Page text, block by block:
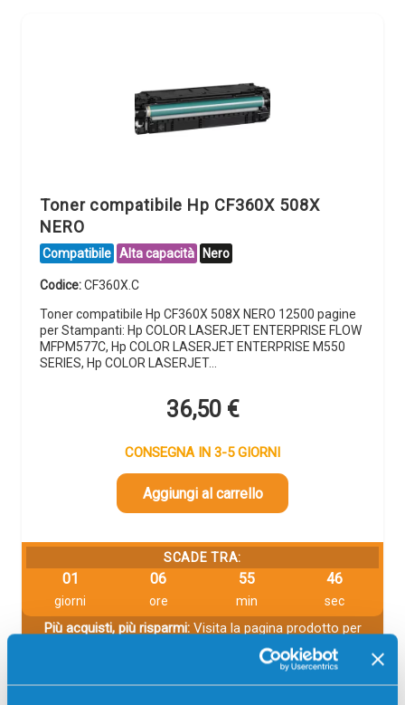
Toner compatibile Hp CF360X 508X
NERO
Compatibile Alta capacità Nero
Codice:CF360X.C
Toner compatibile Hp CF360X 508X NERO 12500 pagine
per Stampanti: Hp COLOR LASERJET ENTERPRISE FLOW
MFPM577C, Hp COLOR LASERJET ENTERPRISE M550
SERIES, Hp COLOR LASERJET…
36,50 €
CONSEGNA IN 3-5 GIORNI
Aggiungi al carrello
SCADE TRA:
01
giorni
06
ore
55
min
46
sec
Più acquisti, più risparmi:Visita la pagina prodotto per
visualizzare l'offerta